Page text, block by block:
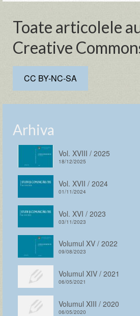
Toate articolele
Creative
CC BY-NC-SA
Arhiva
Vol. XVIII / 2025
18/12/2025
Vol. XVII / 2024
01/11/2024
Vol. XVI / 2023
03/11/2023
Volumul XV / 2022
09/08/2023
Volumul XIV / 2021
06/05/2021
Volumul XIII / 2020
06/05/2020